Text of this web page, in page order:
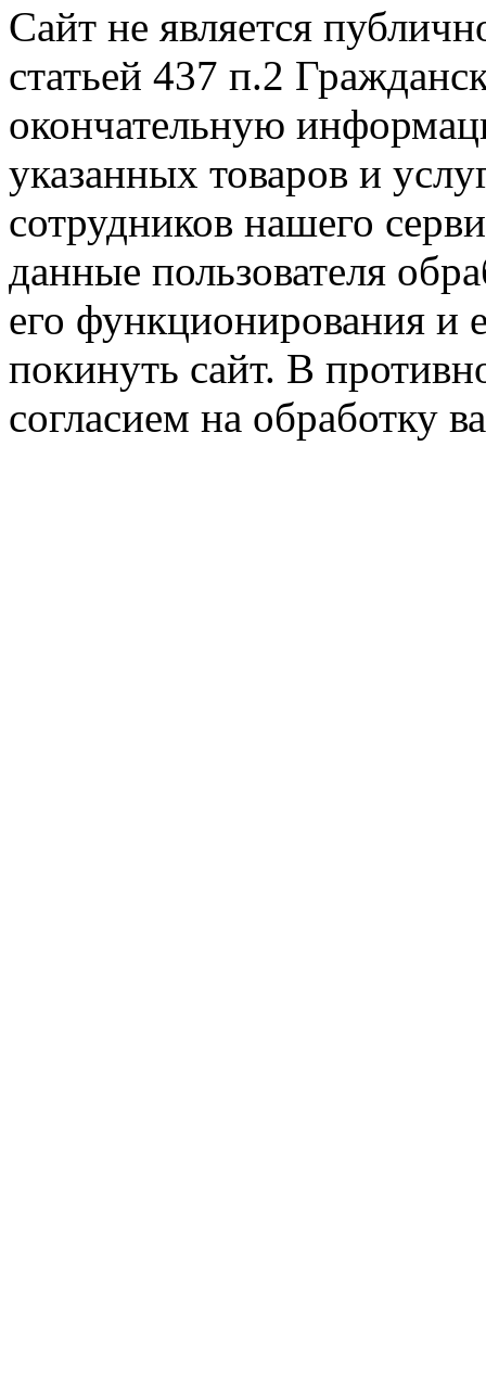
Сайт не является
статьей 437 п.2
окончательную
указанных товаров и
сотрудников нашего
данные пользователя
его функционирования и
покинуть сайт. В
согласием на обработку